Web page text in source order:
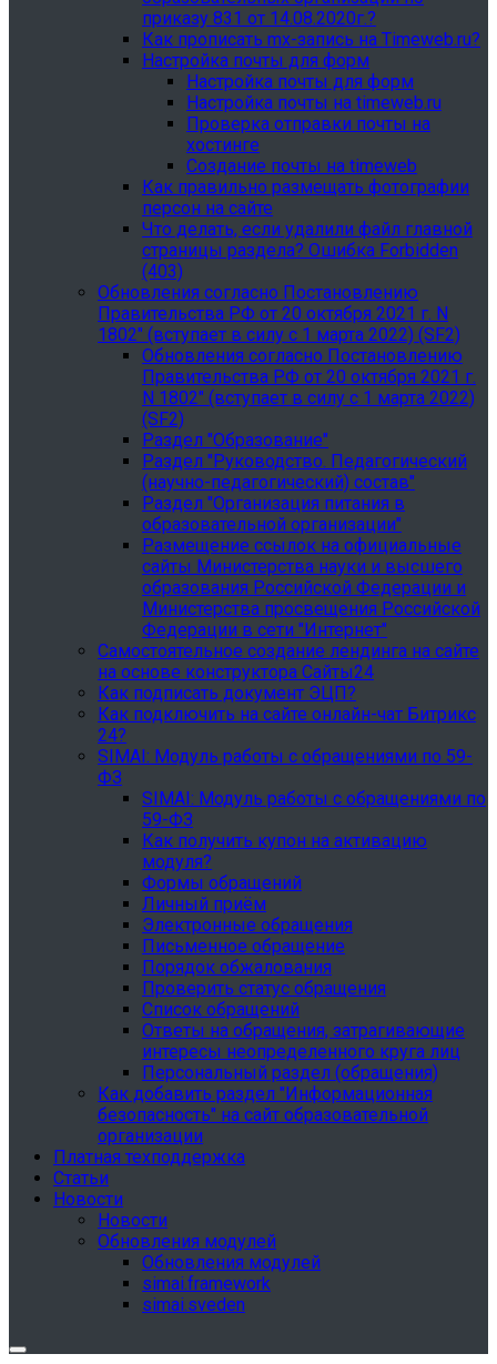
приказу 831 от 14.08.2020г.?
Как прописать mx-запись на Timeweb.ru?
Настройка почты для форм
Настройка почты для форм
Настройка почты на timeweb.ru
Проверка отправки почты на
хостинге
Создание почты на timeweb
Как правильно размещать фотографии
персон на сайте
Что делать, если удалили файл главной
страницы раздела? Ошибка Forbidden
(403)
Обновления согласно Постановлению
Правительства РФ от 20 октября 2021 г. N
1802" (вступает в силу с 1 марта 2022) (SF2)
Обновления согласно Постановлению
Правительства РФ от 20 октября 2021 г.
N 1802" (вступает в силу с 1 марта 2022)
(SF2)
Раздел "Образование"
Раздел "Руководство. Педагогический
(научно-педагогический) состав"
Раздел "Организация питания в
образовательной организации"
Размещение ссылок на официальные
сайты Министерства науки и высшего
образования Российской Федерации и
Министерства просвещения Российской
Федерации в сети "Интернет"
Самостоятельное создание лендинга на сайте
на основе конструктора Сайты24
Как подписать документ ЭЦП?
Как подключить на сайте онлайн-чат Битрикс
24?
SIMAI: Модуль работы с обращениями по 59-
ФЗ
SIMAI: Модуль работы с обращениями по
59-ФЗ
Как получить купон на активацию
модуля?
Формы обращений
Личный приём
Электронные обращения
Письменное обращение
Порядок обжалования
Проверить статус обращения
Список обращений
Ответы на обращения, затрагивающие
интересы неопределенного круга лиц
Персональный раздел (обращения)
Как добавить раздел "Информационная
безопасность" на сайт образовательной
организации
Платная техподдержка
Статьи
Новости
Новости
Обновления модулей
Обновления модулей
simai.framework
simai.sveden